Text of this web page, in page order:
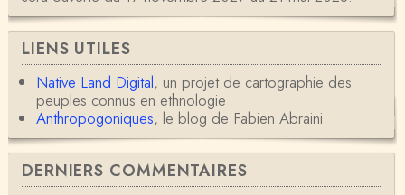
LIENS UTILES
Native Land Digital, un projet de cartographie des
peuples connus en ethnologie
Anthropogoniques, le blog de Fabien Abraini
DERNIERS COMMENTAIRES